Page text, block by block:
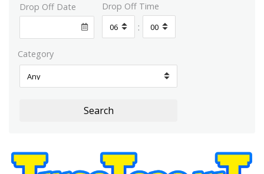
Drop Off Date Drop Off Time
:
Category
Search